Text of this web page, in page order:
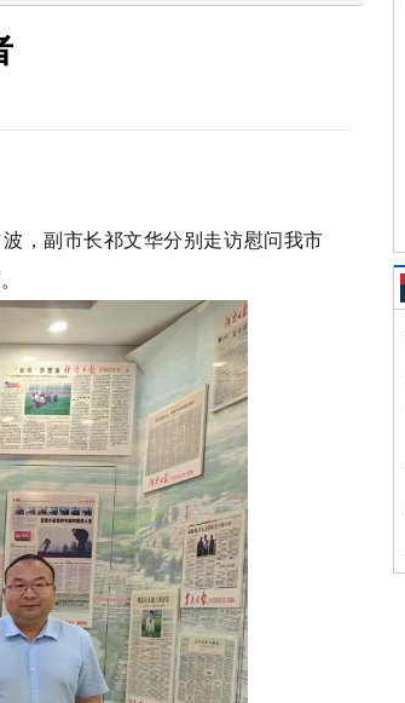
，副市长祁文华分别走访慰问我市